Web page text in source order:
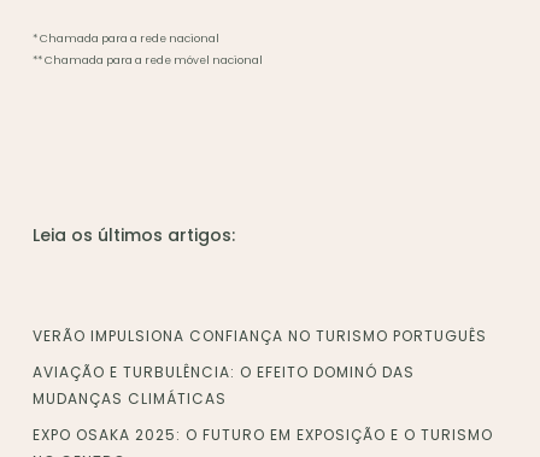
* Chamada para a rede nacional
** Chamada para a rede móvel nacional
Leia os últimos artigos:
VERÃO IMPULSIONA CONFIANÇA NO TURISMO PORTUGUÊS
AVIAÇÃO E TURBULÊNCIA: O EFEITO DOMINÓ DAS
MUDANÇAS CLIMÁTICAS
EXPO OSAKA 2025: O FUTURO EM EXPOSIÇÃO E O TURISMO